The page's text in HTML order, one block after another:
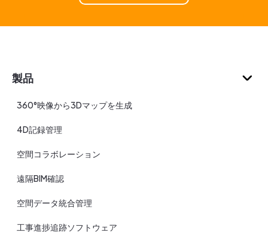
製品
360°映像から3Dマップを生成
4D記録管理
空間コラボレーション
遠隔BIM確認
空間データ統合管理
工事進捗追跡ソフトウェア